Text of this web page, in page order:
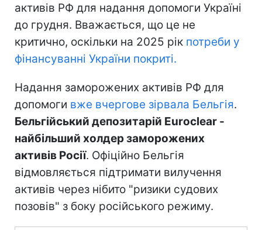
активів РФ для надання допомоги Україні
до грудня. Вважається, що це не
критично, оскільки на 2025 рік потреби у
фінансуванні України покриті.
Надання заморожених активів РФ для
допомоги вже вчергове зірвала Бельгія.
Бельгійський депозитарій Euroclear -
найбільший холдер заморожених
активів Росії. Офіційно Бельгія
відмовляється підтримати вилучення
активів через нібито "ризики судових
позовів" з боку російського режиму.